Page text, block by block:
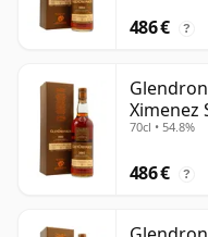
486 € ?
Ximenez
años
70cl • 54.8%
486 € ?